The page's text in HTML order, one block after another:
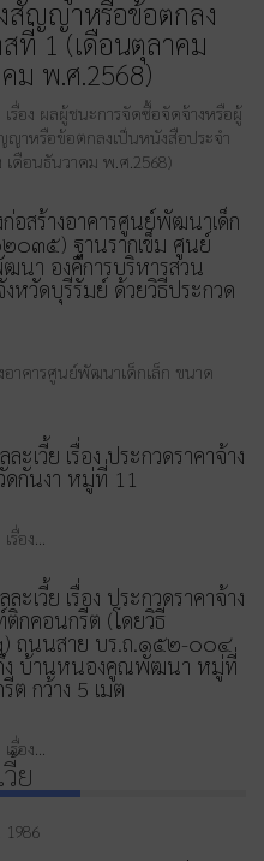
สัญญาหรือข้อตกลง
ที่ 1 (เดือนตุลาคม
ม พ.ศ.2568)
รื่อง ผลผู้ชนะการจัดซื้อจัดจ้างหรือผู้
ญาหรือข้อตกลงเป็นหนังสือประจำ
เดือนธันวาคม พ.ศ.2568)
ก่อสร้างอาคารศูนย์พัฒนาเด็ก
๒๐๓๕) ฐานรากเข็ม ศูนย์
นา องค์การบริหารส่วน
หวัดบุรีรัมย์ ด้วยวิธีประกวด
อาคารศูนย์พัฒนาเด็กเล็ก ขนาด
ะเวี้ย เรื่อง ประกวดราคาจ้าง
ดกันงา หมู่ที่ 11
อง…
ะเวี้ย เรื่อง ประกวดราคาจ้าง
ติกคอนกรีต (โดยวิธี
ถนนสาย บร.ถ.๑๕๒-๐๐๔
ง บ้านหนองคูณพัฒนา หมู่ที่
กว้าง 5 เมต
อง…
ย
1986